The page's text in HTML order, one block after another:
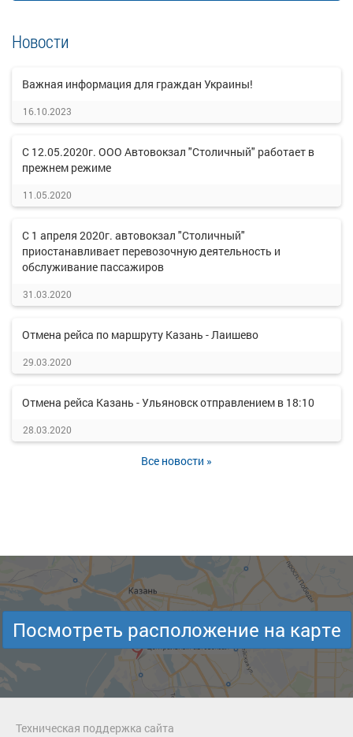
Новости
Важная информация для граждан Украины!
16.10.2023
С 12.05.2020г. ООО Автовокзал "Столичный" работает в
прежнем режиме
11.05.2020
С 1 апреля 2020г. автовокзал "Столичный"
приостанавливает перевозочную деятельность и
обслуживание пассажиров
31.03.2020
Отмена рейса по маршруту Казань - Лаишево
29.03.2020
Отмена рейса Казань - Ульяновск отправлением в 18:10
28.03.2020
Все новости »
Посмотреть расположение на карте
Техническая поддержка сайта